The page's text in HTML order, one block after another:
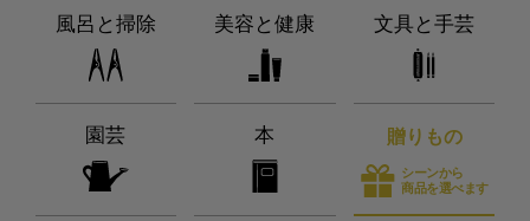
風呂と掃除 美容と健康 文具と手芸
園芸 本 贈りもの
シーンから
商品を選べます